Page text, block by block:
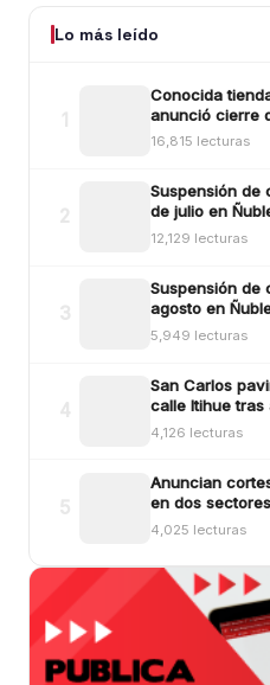
Lo más leído
Conocida
anunció cierre
robo ocurrido
lunes
16,815 lecturas
Suspensión de
de julio en
sectores
12,129 lecturas
Suspensión de
agosto en
5,949 lecturas
San Carlos
calle Itihue
más de $554
4,126 lecturas
Anuncian
en dos
este viernes
4,025 lecturas